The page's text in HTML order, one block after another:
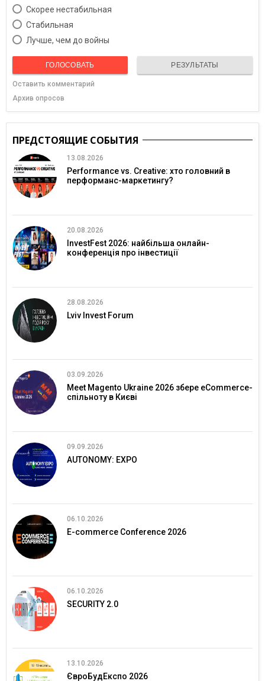
Скорее нестабильная
Cтабильная
Лучше, чем до войны
ГОЛОСОВАТЬ РЕЗУЛЬТАТЫ
Оставить комментарий
Архив опросов
ПРЕДСТОЯЩИЕ СОБЫТИЯ
13.08.2026
Performance vs. Creative: хто головний в
перформанс-маркетингу?
20.08.2026
InvestFest 2026: найбільша онлайн-
конференція про інвестиції
28.08.2026
Lviv Invest Forum
03.09.2026
Meet Magento Ukraine 2026 збере eCommerce-
спільноту в Києві
09.09.2026
AUTONOMY: EXPO
06.10.2026
E-commerce Conference 2026
06.10.2026
SECURITY 2.0
13.10.2026
ЄвроБудЕкспо 2026